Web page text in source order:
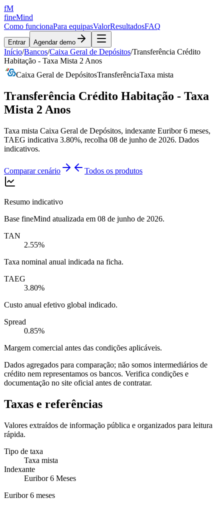
fM
fineMind
Como funcionaPara equipasValorResultadosFAQ
Entrar Agendar demo
Início/Bancos/Caixa Geral de Depósitos/Transferência Crédito
Habitação - Taxa Mista 2 Anos
Caixa Geral de DepósitosTransferênciaTaxa mista
Transferência Crédito Habitação - Taxa
Mista 2 Anos
Taxa mista Caixa Geral de Depósitos, indexante Euribor 6 meses,
TAEG indicativa 3.80%, recolha 08 de junho de 2026. Dados
indicativos.
Comparar cenário Todos os produtos
Resumo indicativo
Base fineMind atualizada em 08 de junho de 2026.
TAN
2.55%
Taxa nominal anual indicada na ficha.
TAEG
3.80%
Custo anual efetivo global indicado.
Spread
0.85%
Margem comercial antes das condições aplicáveis.
Dados agregados para comparação; não somos intermediários de
crédito nem representamos os bancos. Verifica condições e
documentação no site oficial antes de contratar.
Taxas e referências
Valores extraídos de informação pública e organizados para leitura
rápida.
Tipo de taxa
Taxa mista
Indexante
Euribor 6 Meses
Euribor 6 meses